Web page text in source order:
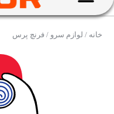
خانه / لوازم سرو / فرنچ پرس